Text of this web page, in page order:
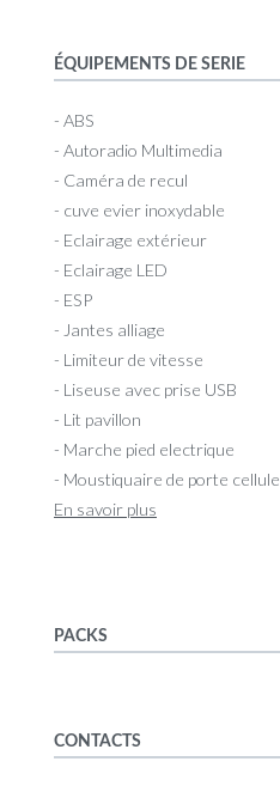
ÉQUIPEMENTS DE SERIE
- ABS
- Autoradio Multimedia
- Caméra de recul
- cuve evier inoxydable
- Eclairage extérieur
- Eclairage LED
- ESP
- Jantes alliage
- Limiteur de vitesse
- Liseuse avec prise USB
- Lit pavillon
- Marche pied electrique
- Moustiquaire de porte cellule
En savoir plus
PACKS
CONTACTS